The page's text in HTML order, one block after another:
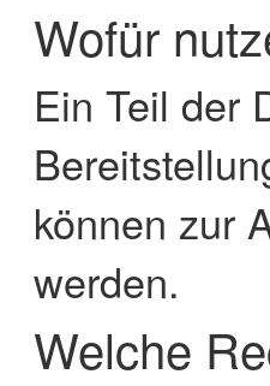
Wofür
Ein Teil der
können zur
werden.
Welche